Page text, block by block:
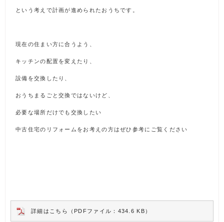
という考えで計画が進められたおうちです。
現在の住まい方に合うよう、
キッチンの配置を変えたり、
設備を交換したり、
おうちまるごと交換ではないけど、
必要な場所だけでも交換したい
中古住宅のリフォームをお考えの方はぜひ参考にご覧ください
詳細はこちら（PDFファイル：434.6 KB）